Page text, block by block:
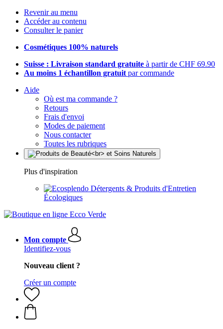
Revenir au menu
Accéder au contenu
Consulter le panier
Cosmétiques 100% naturels
Suisse : Livraison standard gratuite à partir de CHF 69.90
Au moins 1 échantillon gratuit par commande
Aide
Où est ma commande ?
Retours
Frais d'envoi
Modes de paiement
Nous contacter
Toutes les rubriques
Plus d'inspiration
Détergents & Produits d'Entretien
Écologiques
Mon compte
Identifiez-vous
Nouveau client ?
Créer un compte